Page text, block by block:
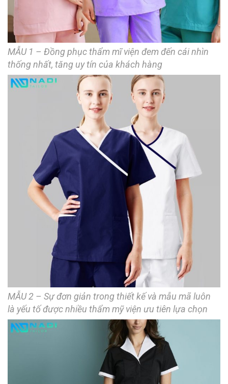
MẪU 1 – Đồng phục thẩm mĩ viện đem đến cái nhìn
thống nhất, tăng uy tín của khách hàng
MẪU 2 – Sự đơn giản trong thiết kế và mẫu mã luôn
là yếu tố được nhiều thẩm mỹ viện ưu tiên lựa chọn